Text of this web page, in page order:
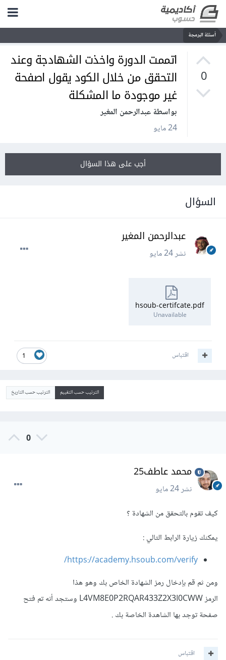
أسئلة البرمجة
0
اتممت الدورة واخذت الشهادجة وعند
التحقق من خلال الكود يقول اصفحة
غير موجودة ما المشكلة
بواسطة عبدالرحمن المغير
24 مايو
أجب على هذا السؤال
السؤال
عبدالرحمن المغير
نشر24 مايو
hsoub-certifcate.pdf
Unavailable
1 اقتباس
الترتيب حسب التقييم الترتيب حسب التاريخ
0
محمد عاطف25
نشر24 مايو
كيف تقوم بالتحقق من الشهادة ؟
يمكنك زيارة الرابط التالي
https://academy.hsoub.com/verify/
ومن ثم قم بإدخال رمز الشهادة الخاص بك وهو هذا
الرمز L4VM8E0P2RQAR433Z2X3I0CWW وستجد أنه تم فتح
صفحة توجد بها الشاهدة الخاصة بك .
اقتباس